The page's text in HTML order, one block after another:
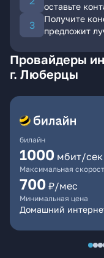
оставьте
Получите
предложит
Провайдеры
г. Люберцы
билайн
1000 мбит/сек
Максимальная
700 ₽/мес
Минимальная цена
Домашний